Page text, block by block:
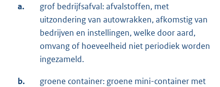
a.
grof bedrijfsafval: afvalstoffen, met
uitzondering van autowrakken, afkomstig van
bedrijven en instellingen, welke door aard,
omvang of hoeveelheid niet periodiek worden
ingezameld.
b.
groene container: groene mini-container met